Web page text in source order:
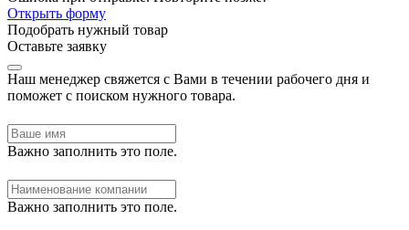
Открыть форму
Подобрать нужный товар
Оставьте заявку
Наш менеджер свяжется с Вами в течении рабочего дня и
поможет с поиском нужного товара.
Важно заполнить это поле.
Важно заполнить это поле.